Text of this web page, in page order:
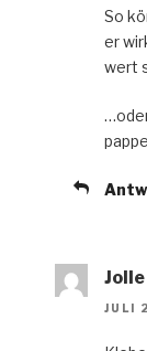
So
er
wert
Jolle
JULI